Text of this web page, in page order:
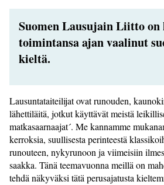
Suomen Lausujain Liitto on
toimintansa ajan vaalinut
kieltä.
Lausuntataiteilijat ovat runouden,
lähettiläitä, jotkut käyttävät meistä
matkasaarnaajat´. Me kannamme
kerroksia, suullisesta perinteestä
runouteen, nykyrunoon ja viimeisiin
saakka. Tänä teemavuonna meillä on
tehdä näkyväksi tätä perusajatusta